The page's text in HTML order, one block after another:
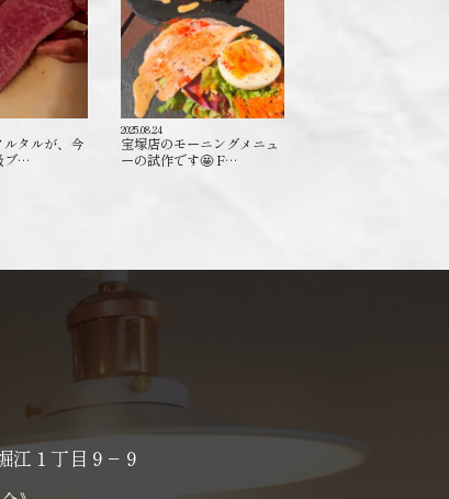
ルタルが、今
ブ…
2025.08.24
宝塚店のモーニングメニュ
ーの試作です🤩 F…
江１丁目９−９